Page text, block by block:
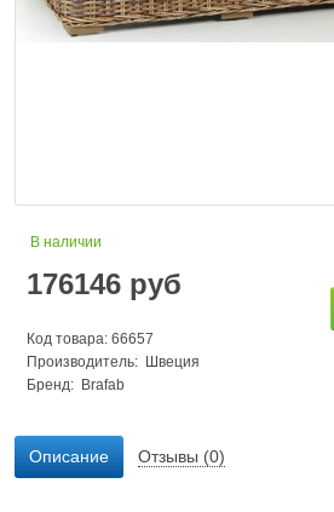
В наличии
176146 руб
Код товара: 66657
Производитель: Швеция
Бренд: Brafab
Описание Отзывы (0)